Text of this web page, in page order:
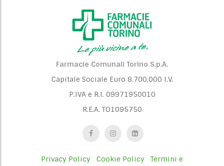
Farmacie Comunali Torino S.p.A.
Capitale Sociale Euro 8.700.000 I.V.
P.IVA e R.I. 09971950010
R.E.A. TO1095750
Privacy Policy Cookie Policy
Termini e